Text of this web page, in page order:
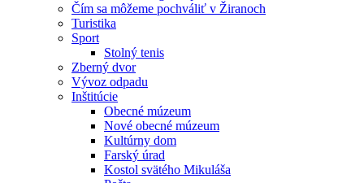
Čím sa môžeme pochváliť v Žiranoch
Turistika
Sport
Stolný tenis
Zberný dvor
Vývoz odpadu
Inštitúcie
Obecné múzeum
Nové obecné múzeum
Kultúrny dom
Farský úrad
Kostol svätého Mikuláša